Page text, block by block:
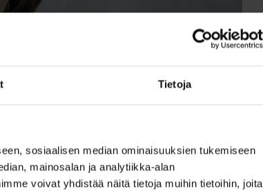
Tietoja
sosiaalisen median ominaisuuksien tukemiseen
mainosalan ja analytiikka-alan
voivat yhdistää näitä tietoja muihin tietoihin, joita